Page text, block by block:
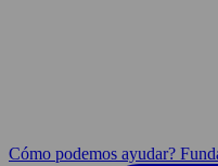
Cómo podemos ayudar?